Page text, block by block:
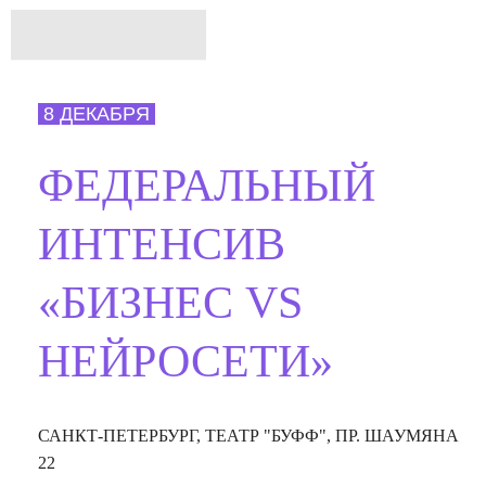
8 ДЕКАБРЯ
ФЕДЕРАЛЬНЫЙ
ИНТЕНСИВ
«БИЗНЕС VS
НЕЙРОСЕТИ»
САНКТ-ПЕТЕРБУРГ, ТЕАТР "БУФФ", ПР. ШАУМЯНА
22